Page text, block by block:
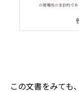
この文書をみても